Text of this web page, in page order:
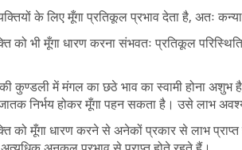
के लिए मूँगा प्रतिकूल प्रभाव देता है, अतः
को भी मूँगा धारण करना संभवतः प्रतिकूल
कुण्डली में मंगल का छठे भाव का स्वामी होना अशुभ
निर्भय होकर मूँगा पहन सकता है। उसे लाभ
को मूँगा धारण करने से अनेकों प्रकार से लाभ